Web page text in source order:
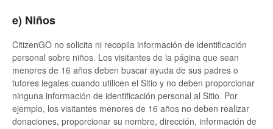
e) Niños
CitizenGO no solicita ni recopila información de identificación
personal sobre niños. Los visitantes de la página que sean
menores de 16 años deben buscar ayuda de sus padres o
tutores legales cuando utilicen el Sitio y no deben proporcionar
ninguna información de identificación personal al Sitio. Por
ejemplo, los visitantes menores de 16 años no deben realizar
donaciones, proporcionar su nombre, dirección, información de